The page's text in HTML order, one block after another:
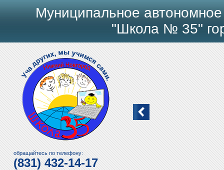
Смотр талантов
обращайтесь по телефону:
(831) 432-14-17
Муниципальное
"Школа № 35"